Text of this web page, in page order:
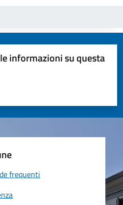
informazioni su questa
su 5
su 5
frequenti